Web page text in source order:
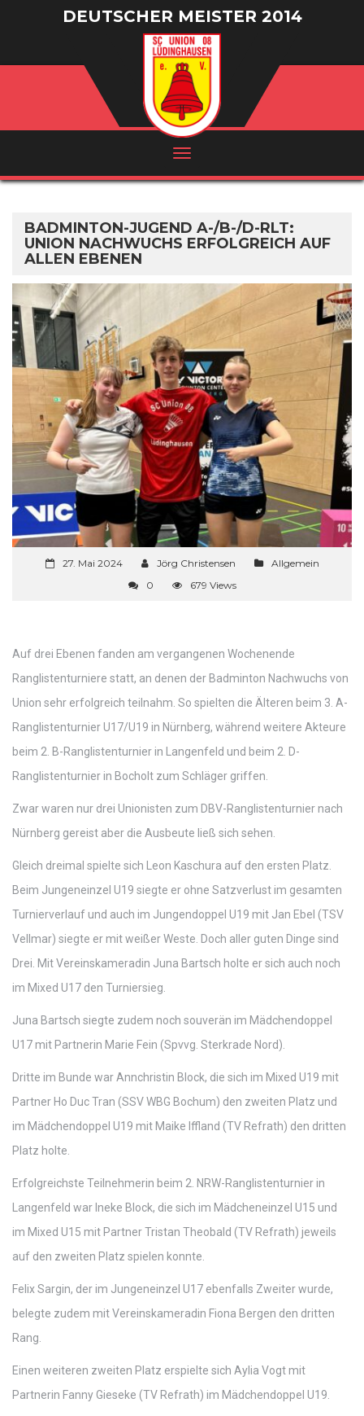
DEUTSCHER MEISTER 2014
/ VIZEMEISTER 2016
BADMINTON-JUGEND A-/B-/D-RLT:
UNION NACHWUCHS ERFOLGREICH AUF
ALLEN EBENEN
27. Mai 2024 Jörg Christensen
Allgemein
0
679 Views
Auf drei Ebenen fanden am vergangenen Wochenende
Ranglistenturniere statt, an denen der Badminton Nachwuchs von
Union sehr erfolgreich teilnahm. So spielten die Älteren beim 3. A-
Ranglistenturnier U17/U19 in Nürnberg, während weitere Akteure
beim 2. B-Ranglistenturnier in Langenfeld und beim 2. D-
Ranglistenturnier in Bocholt zum Schläger griffen.
Zwar waren nur drei Unionisten zum DBV-Ranglistenturnier nach
Nürnberg gereist aber die Ausbeute ließ sich sehen.
Gleich dreimal spielte sich Leon Kaschura auf den ersten Platz.
Beim Jungeneinzel U19 siegte er ohne Satzverlust im gesamten
Turnierverlauf und auch im Jungendoppel U19 mit Jan Ebel (TSV
Vellmar) siegte er mit weißer Weste. Doch aller guten Dinge sind
Drei. Mit Vereinskameradin Juna Bartsch holte er sich auch noch
im Mixed U17 den Turniersieg.
Juna Bartsch siegte zudem noch souverän im Mädchendoppel
U17 mit Partnerin Marie Fein (Spvvg. Sterkrade Nord).
Dritte im Bunde war Annchristin Block, die sich im Mixed U19 mit
Partner Ho Duc Tran (SSV WBG Bochum) den zweiten Platz und
im Mädchendoppel U19 mit Maike Iffland (TV Refrath) den dritten
Platz holte.
Erfolgreichste Teilnehmerin beim 2. NRW-Ranglistenturnier in
Langenfeld war Ineke Block, die sich im Mädcheneinzel U15 und
im Mixed U15 mit Partner Tristan Theobald (TV Refrath) jeweils
auf den zweiten Platz spielen konnte.
Felix Sargin, der im Jungeneinzel U17 ebenfalls Zweiter wurde,
belegte zudem mit Vereinskameradin Fiona Bergen den dritten
Rang.
Einen weiteren zweiten Platz erspielte sich Aylia Vogt mit
Partnerin Fanny Gieseke (TV Refrath) im Mädchendoppel U19.